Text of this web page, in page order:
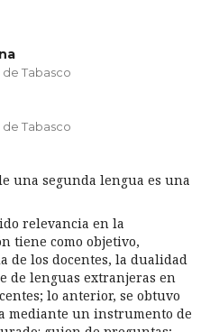
Tabasco
Tabasco
una segunda lengua es una
relevancia en la
tiene como objetivo,
de los docentes, la dualidad
de lenguas extranjeras en
lo anterior, se obtuvo
mediante un instrumento de